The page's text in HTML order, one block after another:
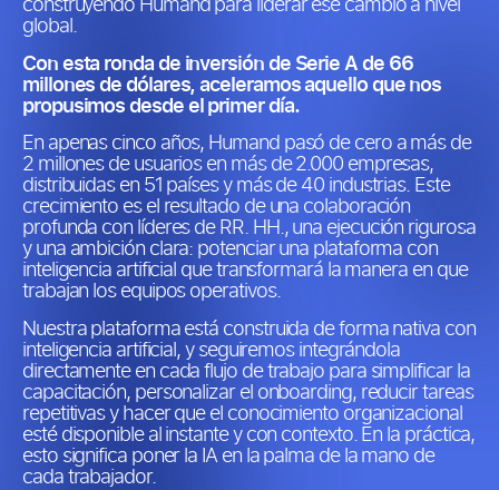
global.
Con esta ronda de inversión de Serie A de 66
millones de dólares, aceleramos aquello que nos
propusimos desde el primer día.
En apenas cinco años, Humand pasó de cero a más de
2 millones de usuarios en más de 2.000 empresas,
distribuidas en 51 países y más de 40 industrias. Este
crecimiento es el resultado de una colaboración
profunda con líderes de RR. HH., una ejecución rigurosa
y una ambición clara: potenciar una plataforma con
inteligencia artificial que transformará la manera en que
trabajan los equipos operativos.
Nuestra plataforma está construida de forma nativa con
inteligencia artificial, y seguiremos integrándola
directamente en cada flujo de trabajo para simplificar la
capacitación, personalizar el onboarding, reducir tareas
repetitivas y hacer que el conocimiento organizacional
esté disponible al instante y con contexto. En la práctica,
esto significa poner la IA en la palma de la mano de
cada trabajador.